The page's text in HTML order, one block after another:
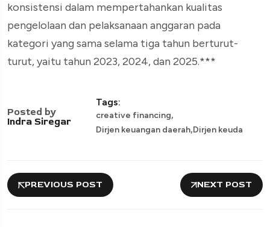
konsistensi dalam mempertahankan kualitas
pengelolaan dan pelaksanaan anggaran pada
kategori yang sama selama tiga tahun berturut-
turut, yaitu tahun 2023, 2024, dan 2025.***
Posted by
Indra Siregar
Tags:
creative financing,
Dirjen keuangan daerah,Dirjen keuda
PREVIOUS POST NEXT POST